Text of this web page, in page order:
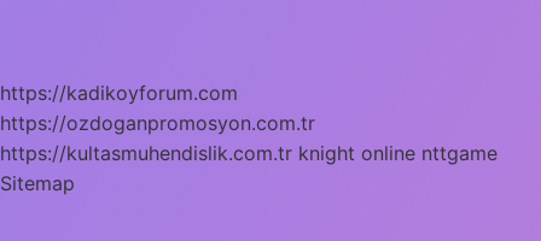
https://kadikoyforum.com
https://ozdoganpromosyon.com.tr
https://kultasmuhendislik.com.tr knight online nttgame
Sitemap